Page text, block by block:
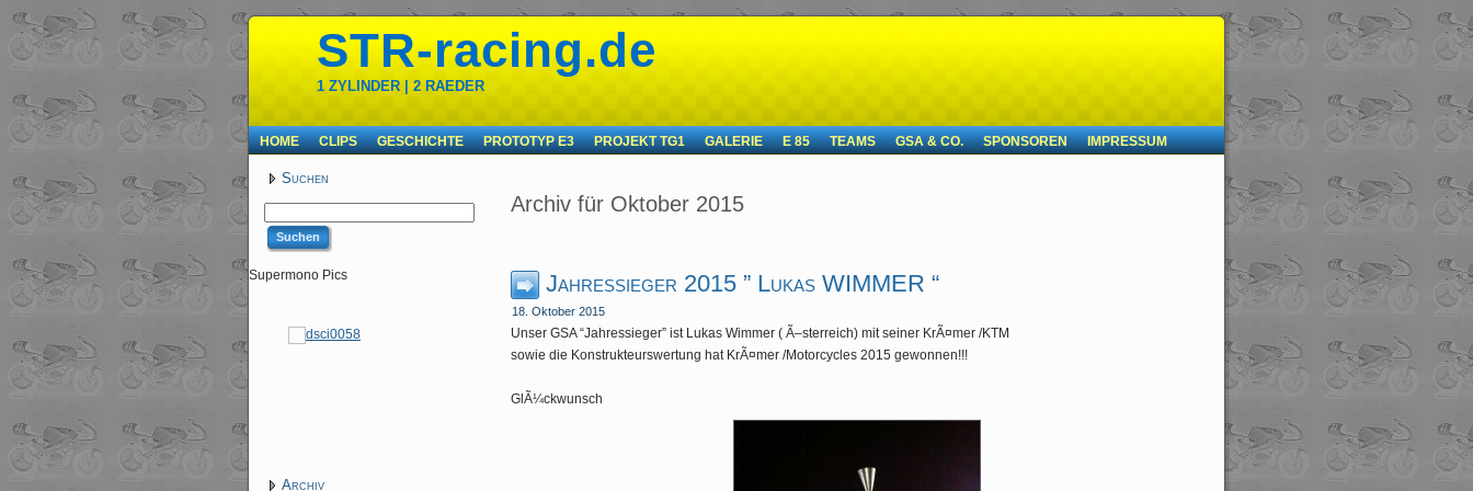
STR-racing.de
1 ZYLINDER | 2 RAEDER
HOME CLIPS GESCHICHTE PROTOTYP E3 PROJEKT TG1 GALERIE E 85 TEAMS GSA & CO. SPONSOREN IMPRESSUM
Suchen
Supermono Pics
Archiv
Archiv für Oktober 2015
Jahressieger 2015 ” Lukas WIMMER “
18. Oktober 2015
Unser GSA “Jahressieger” ist Lukas Wimmer ( Ã–sterreich) mit seiner KrÃ¤mer /KTM
sowie die Konstrukteurswertung hat KrÃ¤mer /Motorcycles 2015 gewonnen!!!
GlÃ¼ckwunsch